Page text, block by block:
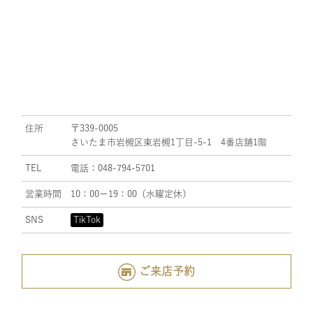
住所
〒339-0005
さいたま市岩槻区東岩槻1丁目-5-1 4番店舗1階
TEL 電話：048-794-5701
営業時間 10：00ー19：00（水曜定休）
SNS TikTok
ご来店予約